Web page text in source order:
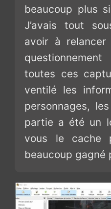
beaucoup plus
J’avais tout
avoir à
toutes ces
ventilé les
personnages,
partie a été un
vous le cache
beaucoup gagné